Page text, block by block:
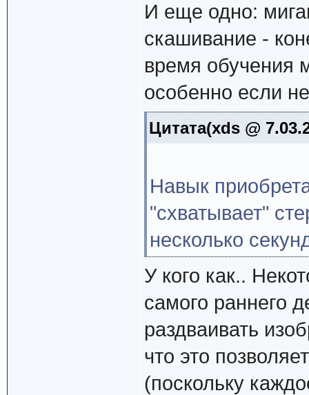
И еще одно:
скашивание -
время обучения
особенно если
Цитата(xds @
Навык
"схватывает"
несколько
У кого как..
самого раннего
раздваивать
что это
(поскольку